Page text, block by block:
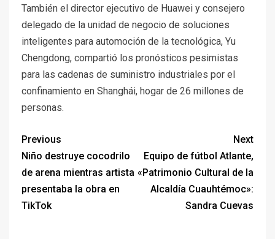
También el director ejecutivo de Huawei y consejero
delegado de la unidad de negocio de soluciones
inteligentes para automoción de la tecnológica, Yu
Chengdong, compartió los pronósticos pesimistas
para las cadenas de suministro industriales por el
confinamiento en Shanghái, hogar de 26 millones de
personas.
Previous
Niño destruye cocodrilo
de arena mientras artista
presentaba la obra en
TikTok
Next
Equipo de fútbol Atlante,
«Patrimonio Cultural de la
Alcaldía Cuauhtémoc»:
Sandra Cuevas